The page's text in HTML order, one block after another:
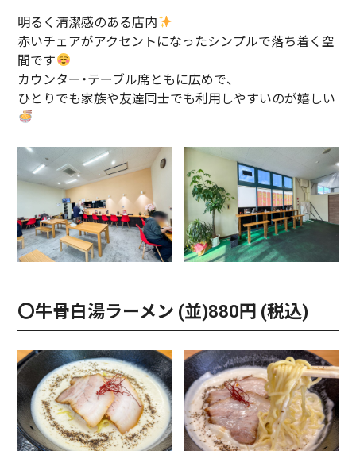
明るく清潔感のある店内
赤いチェアがアクセントになったシンプルで落ち着く空
間です
カウンター・テーブル席ともに広めで、
ひとりでも家族や友達同士でも利用しやすいのが嬉しい
〇牛骨白湯ラーメン (並)880円 (税込)